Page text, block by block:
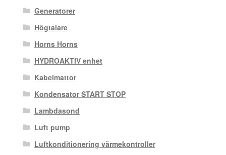
Generatorer
Högtalare
Horns Horns
HYDROAKTIV enhet
Kabelmattor
Kondensator START STOP
Lambdasond
Luft pump
Luftkonditionering värmekontroller